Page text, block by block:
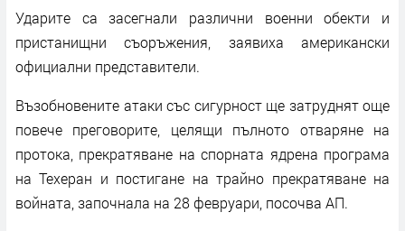
Ударите са засегнали различни военни обекти и
пристанищни съоръжения, заявиха американски
официални представители.
Възобновените атаки със сигурност ще затруднят още
повече преговорите, целящи пълното отваряне на
протока, прекратяване на спорната ядрена програма
на Техеран и постигане на трайно прекратяване на
войната, започнала на 28 февруари, посочва АП.